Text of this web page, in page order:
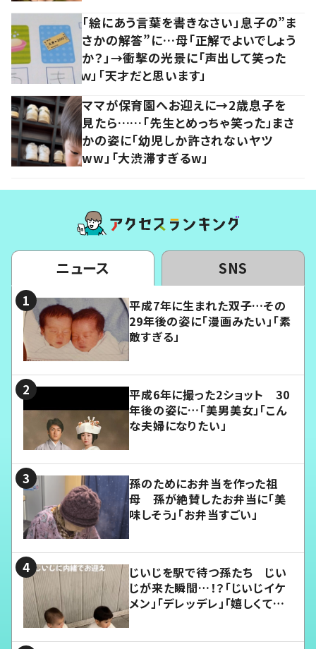
「絵にあう言葉を書きなさい」息子の”ま
さかの解答”に…母「正解でよいでしょう
か？」→衝撃の光景に「声出して笑った
ｗ」「天才だと思います」
ママが保育園へお迎えに→2歳息子を
見たら……「先生とめっちゃ笑った」まさ
かの姿に「幼児しか許されないヤツ
ww」「大渋滞すぎるw」
ニュース SNS
平成7年に生まれた双子…その
29年後の姿に「漫画みたい」「素
敵すぎる」
平成6年に撮った2ショット 30
年後の姿に…「美男美女」「こん
な夫婦になりたい」
孫のためにお弁当を作った祖
母 孫が絶賛したお弁当に「美
味しそう」「お弁当すごい」
じいじを駅で待つ孫たち じい
じが来た瞬間…！？「じいじイケ
メン」「デレッデレ」「嬉しくて可